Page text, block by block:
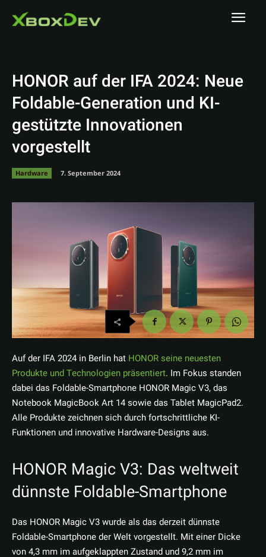
HONOR auf der IFA 2024: Neue
Foldable-Generation und KI-
gestützte Innovationen
vorgestellt
Hardware 7. September 2024
Auf der IFA 2024 in Berlin hat HONOR seine neuesten
Produkte und Technologien präsentiert. Im Fokus standen
dabei das Foldable-Smartphone HONOR Magic V3, das
Notebook MagicBook Art 14 sowie das Tablet MagicPad2.
Alle Produkte zeichnen sich durch fortschrittliche KI-
Funktionen und innovative Hardware-Designs aus.
HONOR Magic V3: Das weltweit
dünnste Foldable-Smartphone
Das HONOR Magic V3 wurde als das derzeit dünnste
Foldable-Smartphone der Welt vorgestellt. Mit einer Dicke
von 4,3 mm im aufgeklappten Zustand und 9,2 mm im